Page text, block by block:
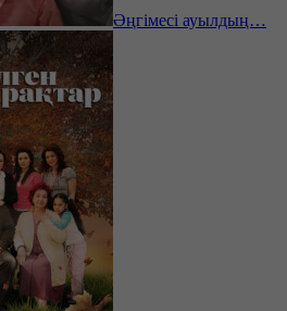
Әңгімесі ауылдың…